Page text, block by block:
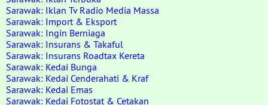
Sarawak: Iklan Tv Radio Media Massa
Sarawak: Import & Eksport
Sarawak: Ingin Berniaga
Sarawak: Insurans & Takaful
Sarawak: Insurans Roadtax Kereta
Sarawak: Kedai Bunga
Sarawak: Kedai Cenderahati & Kraf
Sarawak: Kedai Emas
Sarawak: Kedai Fotostat & Cetakan